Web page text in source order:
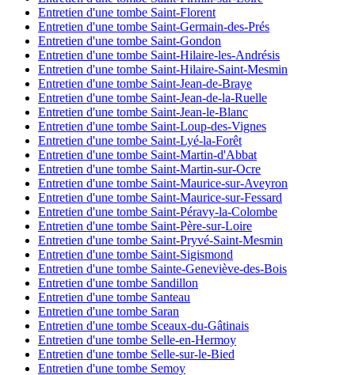
Entretien d'une tombe Saint-Florent
Entretien d'une tombe Saint-Germain-des-Prés
Entretien d'une tombe Saint-Gondon
Entretien d'une tombe Saint-Hilaire-les-Andrésis
Entretien d'une tombe Saint-Hilaire-Saint-Mesmin
Entretien d'une tombe Saint-Jean-de-Braye
Entretien d'une tombe Saint-Jean-de-la-Ruelle
Entretien d'une tombe Saint-Jean-le-Blanc
Entretien d'une tombe Saint-Loup-des-Vignes
Entretien d'une tombe Saint-Lyé-la-Forêt
Entretien d'une tombe Saint-Martin-d'Abbat
Entretien d'une tombe Saint-Martin-sur-Ocre
Entretien d'une tombe Saint-Maurice-sur-Aveyron
Entretien d'une tombe Saint-Maurice-sur-Fessard
Entretien d'une tombe Saint-Péravy-la-Colombe
Entretien d'une tombe Saint-Père-sur-Loire
Entretien d'une tombe Saint-Pryvé-Saint-Mesmin
Entretien d'une tombe Saint-Sigismond
Entretien d'une tombe Sainte-Geneviève-des-Bois
Entretien d'une tombe Sandillon
Entretien d'une tombe Santeau
Entretien d'une tombe Saran
Entretien d'une tombe Sceaux-du-Gâtinais
Entretien d'une tombe Selle-en-Hermoy
Entretien d'une tombe Selle-sur-le-Bied
Entretien d'une tombe Semoy